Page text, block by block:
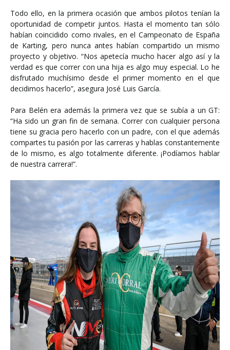
Todo ello, en la primera ocasión que ambos pilotos tenían la
oportunidad de competir juntos. Hasta el momento tan sólo
habían coincidido como rivales, en el Campeonato de España
de Karting, pero nunca antes habían compartido un mismo
proyecto y objetivo. “Nos apetecía mucho hacer algo así y la
verdad es que correr con una hija es algo muy especial. Lo he
disfrutado muchísimo desde el primer momento en el que
decidimos hacerlo”, asegura José Luis García.
Para Belén era además la primera vez que se subía a un GT:
“Ha sido un gran fin de semana. Correr con cualquier persona
tiene su gracia pero hacerlo con un padre, con el que además
compartes tu pasión por las carreras y hablas constantemente
de lo mismo, es algo totalmente diferente. ¡Podíamos hablar
de nuestra carrera!”.